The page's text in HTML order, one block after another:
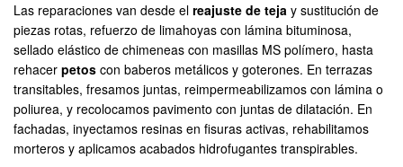
Las reparaciones van desde el reajuste de teja y sustitución de
piezas rotas, refuerzo de limahoyas con lámina bituminosa,
sellado elástico de chimeneas con masillas MS polímero, hasta
rehacer petos con baberos metálicos y goterones. En terrazas
transitables, fresamos juntas, reimpermeabilizamos con lámina o
poliurea, y recolocamos pavimento con juntas de dilatación. En
fachadas, inyectamos resinas en fisuras activas, rehabilitamos
morteros y aplicamos acabados hidrofugantes transpirables.